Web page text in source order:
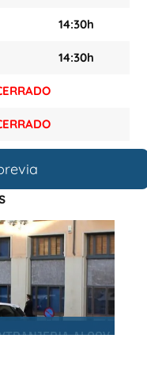
14:30h
14:30h